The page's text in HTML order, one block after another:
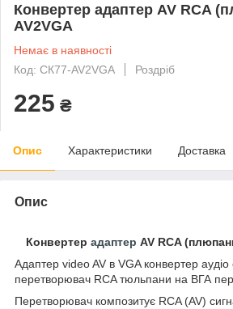
Конвертер адаптер AV RCA
AV2VGA
Немає в наявності
Код: СК77-AV2VGA
Роздріб
225 ₴
Опис Характеристики Доставка
Опис
Конвертер адаптер AV RCA
Адаптер video AV в VGA конвертер аудіо
перетворювач RCA тюльпани на ВГА
Перетворювач композитує RCA (AV)